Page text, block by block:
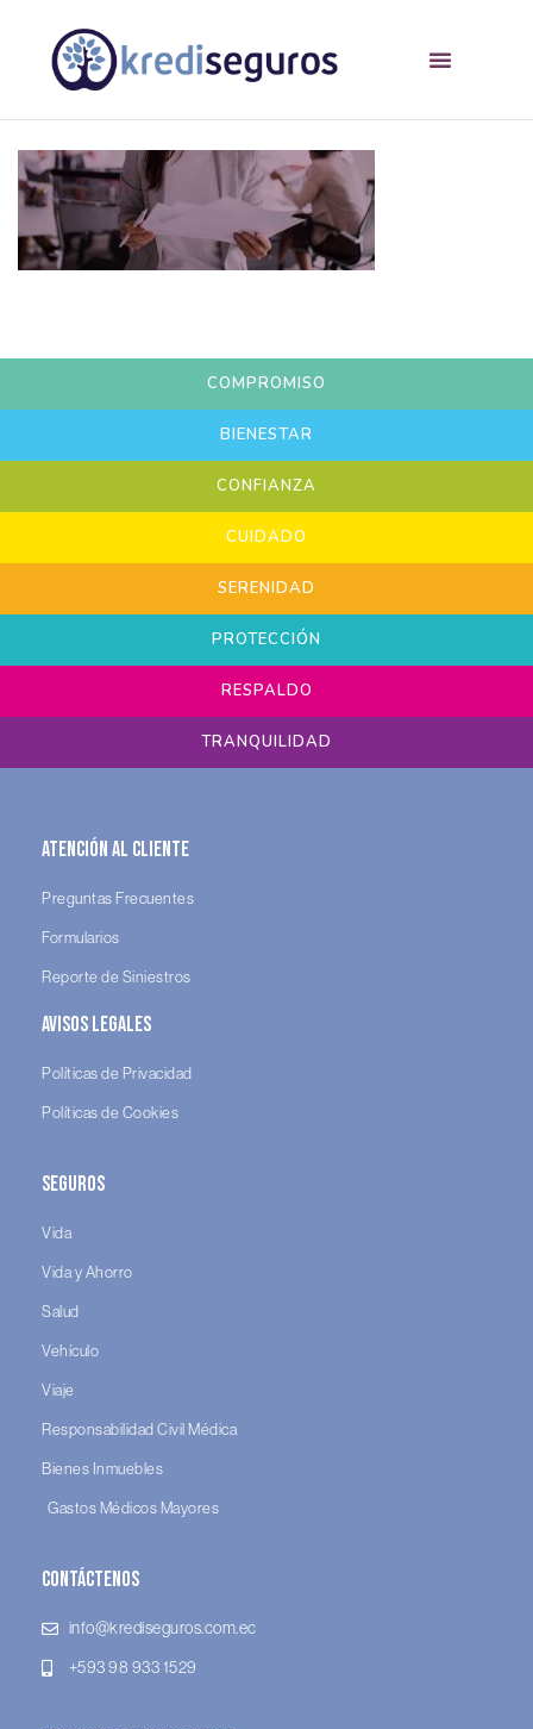
COMPROMISO
BIENESTAR
CONFIANZA
CUIDADO
SERENIDAD
PROTECCIÓN
RESPALDO
TRANQUILIDAD
Atención al Cliente
Preguntas Frecuentes
Formularios
Reporte de Siniestros
Avisos legales
Políticas de Privacidad
Políticas de Cookies
Seguros
Vida
Vida y Ahorro
Salud
Vehículo
Viaje
Responsabilidad Civil Médica
Bienes Inmuebles
Gastos Médicos Mayores
Contáctenos
info@krediseguros.com.ec
+593 98 933 1529